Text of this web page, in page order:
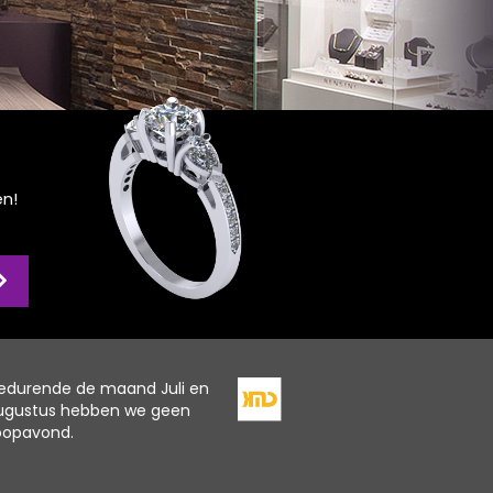
de maand Juli en
hebben we geen